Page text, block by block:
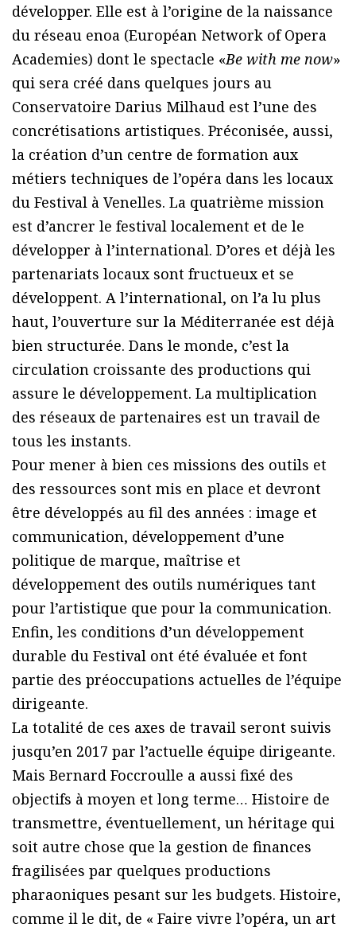
développer. Elle est à l’origine de la naissance
du réseau enoa (Européan Network of Opera
Academies) dont le spectacle «Be with me now»
qui sera créé dans quelques jours au
Conservatoire Darius Milhaud est l’une des
concrétisations artistiques. Préconisée, aussi,
la création d’un centre de formation aux
métiers techniques de l’opéra dans les locaux
du Festival à Venelles. La quatrième mission
est d’ancrer le festival localement et de le
développer à l’international. D’ores et déjà les
partenariats locaux sont fructueux et se
développent. A l’international, on l’a lu plus
haut, l’ouverture sur la Méditerranée est déjà
bien structurée. Dans le monde, c’est la
circulation croissante des productions qui
assure le développement. La multiplication
des réseaux de partenaires est un travail de
tous les instants.
Pour mener à bien ces missions des outils et
des ressources sont mis en place et devront
être développés au fil des années : image et
communication, développement d’une
politique de marque, maîtrise et
développement des outils numériques tant
pour l’artistique que pour la communication.
Enfin, les conditions d’un développement
durable du Festival ont été évaluée et font
partie des préoccupations actuelles de l’équipe
dirigeante.
La totalité de ces axes de travail seront suivis
jusqu’en 2017 par l’actuelle équipe dirigeante.
Mais Bernard Foccroulle a aussi fixé des
objectifs à moyen et long terme… Histoire de
transmettre, éventuellement, un héritage qui
soit autre chose que la gestion de finances
fragilisées par quelques productions
pharaoniques pesant sur les budgets. Histoire,
comme il le dit, de « Faire vivre l’opéra, un art